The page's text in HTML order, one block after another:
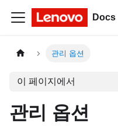
Docs
관리 옵션
이 페이지에서
관리 옵션